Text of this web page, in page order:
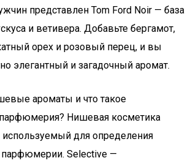
представлен Tom Ford Noir — база
и ветивера. Добавьте бергамот,
орех и розовый перец, и вы
элегантный и загадочный аромат.
ароматы и что такое
Нишевая косметика
используемый для определения
парфюмерии. Selective —